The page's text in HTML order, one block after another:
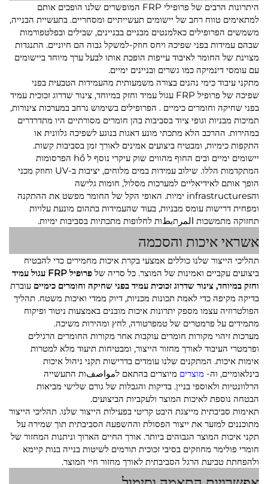
היתרונות הרבים של פרופילי FRP המופשרים שלנו הופכים אותם
למתאימים טווח רחב של יישומים תעשייתיים ומסחריים. בתעשיית הבנייה,
משמשים הפרופילים כאלמנטים מבניים בבניינים, שבילים ובפלטפורמות
שבהם עמידות בפני שפיכה ויחס חוזק-למשקל גבוה הם חיוניים. התנגדות
מצוינת של החומר לאיבוד עייפות הופכת אותו לבעל ערך מיוחד ביישומים
עם עומסי דינמיקה כמו גשרים ובניינים ימיים.
מתקני עיבוד כימי נהנים בצורה משמעותית מהעמידות הטבעית בפני
שפיכה של
פרופיל FRP עגול עמיד וחזק במיוחד, צינור שדרוג זכוכית עמיד
בפני שחיקה וחומרים כימיים . הפרופילים בשימוש נרחב במערכות צינורות,
תמיכות מבניות וגופי ציוד בסביבות בהן חומרים מסורתיים היו מתדרדרים
במהירות. ההרכב הלא מתכתי מונע דאגות בנוגע לשפיכה גלוונית או
התקפות כימיות, ומבטיח ביצועים אמינים לאורך זמן בסביבות קשות.
יישומים ימיים ובים החוף מהווים שוק עיקרי נוסף ל hồ הפרסומות
המתקדמות הללו. שילוב עמידות במים מלוחים, יציבות ב-UV וחוזק מכני
הופך אותם לאידיאליים למערכות מסלול, חומות גלישה
והinfrastructures ימיות. האופי הקל של החומר מפשט את ההתקנה
ומפחית דרישות עומס מבניות, בעוד שהעמידות בתהום מונעת עלויות
תחזוקה מתמשכות المرתبطות לחלופות מתכתיות בסביבות ימיות.
אשראי איכות והסכמה
תהליכי הייצור שלנו כוללים אמצעי בקרת איכות מחמירים כדי להבטיח
ביצועים עקביים ואמינות של המוצר. כל סריה של
פרופיל FRP עגול עמיד
וחזק במיוחד, צינור שדרוג זכוכית עמיד בפני שחיקה וחומרים כימיים עוברת
בדיקה מקיפה כדי לאמת תכונות מכניות, דיוק ממדי ואיכות משטח. תהליך
הפולטרוזיה עצמו מספק יתרונות איכות מובנים באמצעות ניטור ופיקוח
מתמידים על פרמטרים של טמפרטורה, לחץ ומהירות משיכה.
מערכות זיהוי מקורות חומרים עוקבות אחר מקורות החומרים הרגילים
ופרמטרי העיבוד לאורך מחזור הייצור, ומבטיחות תיעוד מלא למטרות
אימות איכות. המתקנים שלנו עומדים בדרישות תקני ניהול איכות
בינלאומיים, וה- מוצרים מיוצרים בהתאם לمواصفות התעשייה
הרלוונטיות ולאוספי בניין. בדיקות והגבלות של גורם שלישי מביאות
הבטחה נוספת לאיכות המוצר ולעקביות הביצועים.
תאימות סביבתית מייצגת היבט קריטי בפעילות הייצור שלנו. תהליכי הייצור
מתוכננים למזער את ייצור הפסולת וההשפעה הסביבתית תוך שמירה על
תקני איכות המוצר הגבוהים ביותר. אורך החיים הארוך וניתנות המחזור של
חומרי פולימר מחוזקים בסיבי זכוכית תורמים לשיטות בנייה בנות קיימא
ולהפחתת טביעת הרגל הסביבתית לאורך מחזור חיי המוצר.